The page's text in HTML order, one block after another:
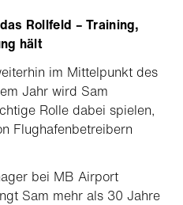
Rollfeld – Training,
hält
im Mittelpunkt des
Jahr wird Sam
Rolle dabei spielen,
Flughafenbetreibern
bei MB Airport
Sam mehr als 30 Jahre